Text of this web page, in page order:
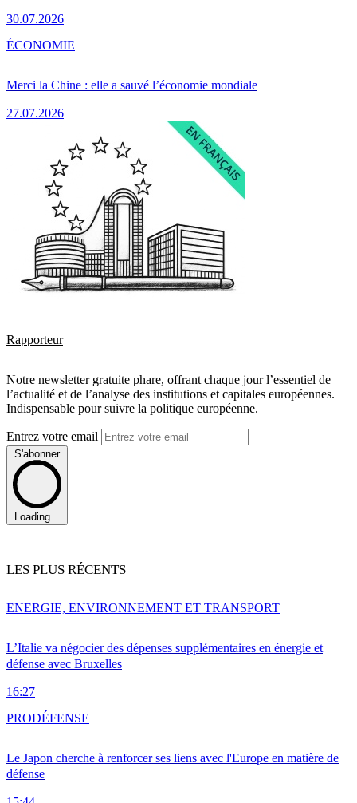
30.07.2026
Merci la Chine : elle a sauvé l’économie mondiale
27.07.2026
ÉCONOMIE
Rapporteur
Notre newsletter gratuite phare, offrant chaque jour l’essentiel de
l’actualité et de l’analyse des institutions et capitales européennes.
Indispensable pour suivre la politique européenne.
Entrez votre email
S'abonner
Loading...
LES PLUS RÉCENTS
L’Italie va négocier des dépenses supplémentaires en énergie et
défense avec Bruxelles
16:27
ENERGIE, ENVIRONNEMENT ET TRANSPORT
Le Japon cherche à renforcer ses liens avec l'Europe en matière de
défense
PRODÉFENSE